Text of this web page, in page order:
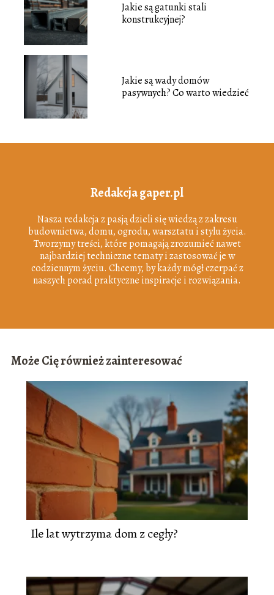
Jakie są gatunki stali
konstrukcyjnej?
Jakie są wady domów
pasywnych? Co warto wiedzieć
Redakcja gaper.pl
Nasza redakcja z pasją dzieli się wiedzą z zakresu
budownictwa, domu, ogrodu, warsztatu i stylu życia.
Tworzymy treści, które pomagają zrozumieć nawet
najbardziej techniczne tematy i zastosować je w
codziennym życiu. Chcemy, by każdy mógł czerpać z
naszych porad praktyczne inspiracje i rozwiązania.
Może Cię również zainteresować
Ile lat wytrzyma dom z cegły?